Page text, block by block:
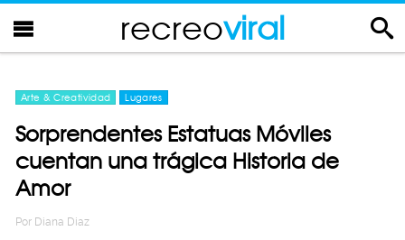
recreoviral
Arte & Creatividad Lugares
Sorprendentes Estatuas Móviles
cuentan una trágica Historia de
Amor
Por Diana Diaz